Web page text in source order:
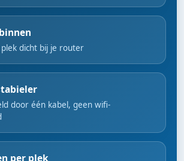
dicht bij je router
door één kabel, geen wifi-
per plek